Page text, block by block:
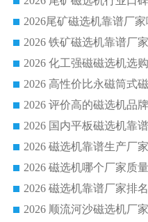
2026 化工强磁磁选机选
2026 磁选机哪个厂家质